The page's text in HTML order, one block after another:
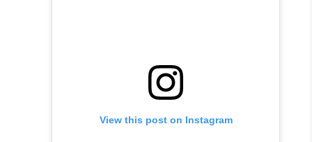
View this post on Instagram